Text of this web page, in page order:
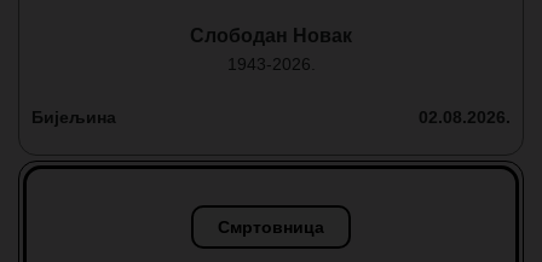
Слободан Новак
1943-2026.
Бијељина 02.08.2026.
Смртовница